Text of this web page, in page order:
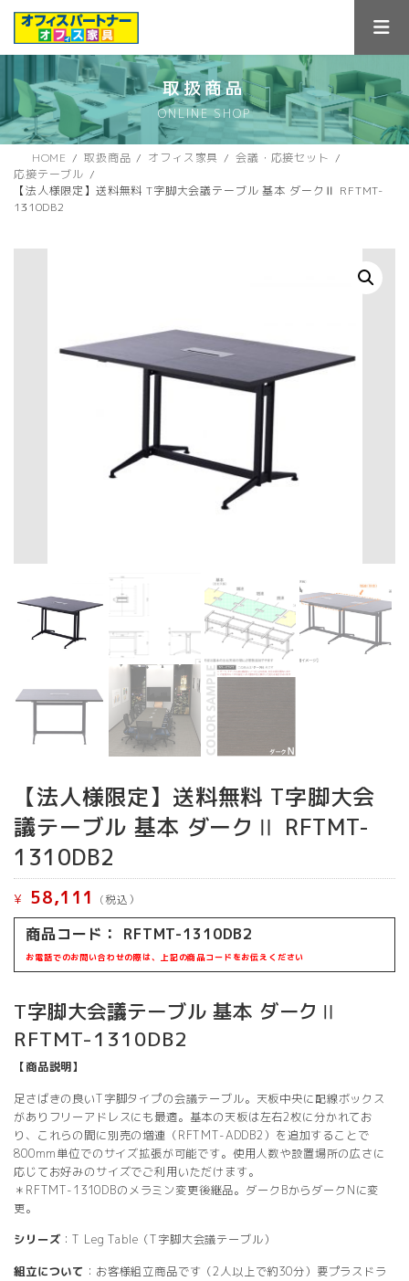
ス
キ
ン
に
取扱商品
ONLINE SHOP
HOME 取扱商品 オフィス家具
会議・応接セット
応接テーブル
【法人様限定】送料無料 T字脚大会議テーブル 基本 ダークⅡ RFTMT-
1310DB2
【法人様限定】送料無料 T字脚大会
議テーブル 基本 ダークⅡ RFTMT-
1310DB2
¥ 58,111 (税込）
商品コード： RFTMT-1310DB2
お電話でのお問い合わせの際は、上記の商品コードをお伝えください
T字脚大会議テーブル 基本 ダークⅡ
RFTMT-1310DB2
【商品説明】
足さばきの良いT字脚タイプの会議テーブル。天板中央に配線ボックス
がありフリーアドレスにも最適。基本の天板は左右2枚に分かれてお
り、これらの間に別売の増連（RFTMT-ADDB2）を追加することで
800mm単位でのサイズ拡張が可能です。使用人数や設置場所の広さに
応じてお好みのサイズでご利用いただけます。
＊RFTMT-1310DBのメラミン変更後継品。ダークBからダークNに変
更。
シリーズ ：T Leg Table（T字脚大会議テーブル）
組立について ：お客様組立商品です（2人以上で約30分）要プラスドラ